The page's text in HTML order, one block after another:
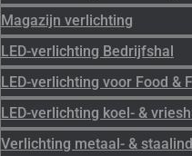
Magazijn verlichting
LED-verlichting Bedrijfshal
LED-verlichting voor Food &
LED-verlichting koel- &
Verlichting metaal- &